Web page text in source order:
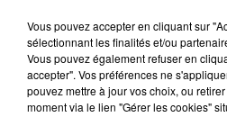
Vous pouvez accepter en cliquant sur
sélectionnant les finalités et/ou
Vous pouvez également refuser en
accepter". Vos préférences ne
pouvez mettre à jour vos choix, ou
moment via le lien "Gérer les cookies"